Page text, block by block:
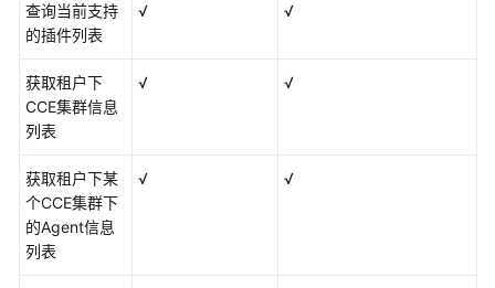
2.0
见
问
通
用
参
查询当前支持
的插件列表
√ √
获取租户下
CCE集群信息
列表
√ √
获取租户下某
个CCE集群下
的Agent信息
列表
√ √